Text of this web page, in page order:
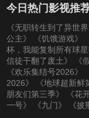
第20220307期
第20220310期
第20220315期
第20220318期
今日热门影视推
《无职转生到了异世
公主》
《饥饿游戏》
杯，我能复制所有球星
信徒干翻了废土》
《
《欢乐集结号2026》
2026》
《地球超新鲜
朋友们第三季》
《花
一号》
《九门》 《